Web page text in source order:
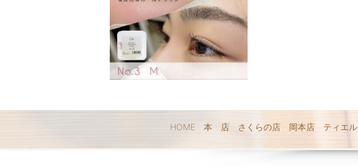
HOME 本 店 さくらの店 岡本店 ティエル.